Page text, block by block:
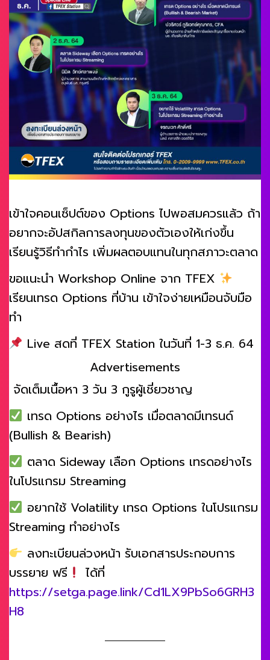
เข้าใจคอนเซ็ปต์ของ Options ไปพอสมควรแล้ว ถ้า
อยากจะอัปสกิลการลงทุนของตัวเองให้เก่งขึ้น
เรียนรู้วิธีทำกำไร เพิ่มผลตอบแทนในทุกสภาวะตลาด
ขอแนะนำ Workshop Online จาก TFEX
เรียนเทรด Options ที่บ้าน เข้าใจง่ายเหมือนจับมือ
ทำ
Live สดที่ TFEX Station ในวันที่ 1-3 ธ.ค. 64
Advertisements
จัดเต็มเนื้อหา 3 วัน 3 กูรูผู้เชี่ยวชาญ
เทรด Options อย่างไร เมื่อตลาดมีเทรนด์
(Bullish & Bearish)
ตลาด Sideway เลือก Options เทรดอย่างไร
ในโปรแกรม Streaming
อยากใช้ Volatility เทรด Options ในโปรแกรม
Streaming ทำอย่างไร
ลงทะเบียนล่วงหน้า รับเอกสารประกอบการ
บรรยาย ฟรี
ได้ที่
https://setga.page.link/Cd1LX9PbSo6GRH3
H8